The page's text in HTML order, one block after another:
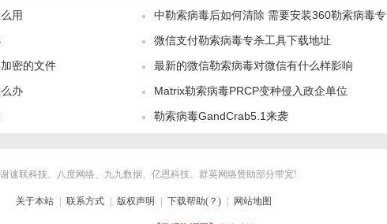
？
恢复文件，挽回损失。
用 中勒索病毒后如何清除 需要安装360勒索病毒专
杀工具
微信支付勒索病毒专杀工具下载地址
密的文件
最新的微信勒索病毒对微信有什么样影响
办
Matrix勒索病毒PRCP变种侵入政企单位
勒索病毒GandCrab5.1来袭
速联科技、八度网络、九九数据、亿恩科技、群英网络赞助部分带宽!
关于本站 联系方式 版权声明 下载帮助(？) 网站地图